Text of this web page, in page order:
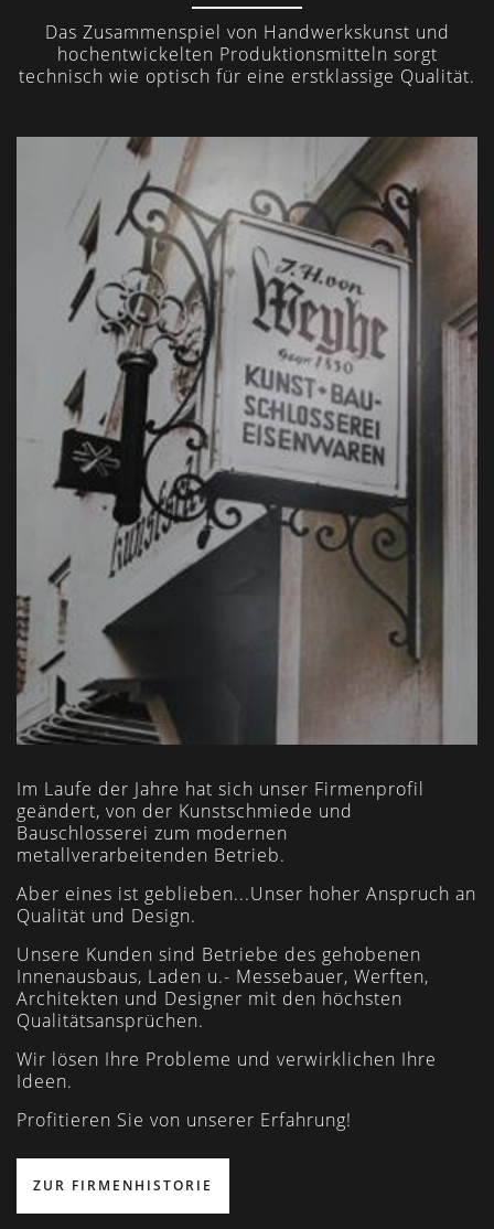
Das Zusammenspiel von Handwerkskunst und
hochentwickelten Produktionsmitteln sorgt
technisch wie optisch für eine erstklassige Qualität.
Im Laufe der Jahre hat sich unser Firmenprofil
geändert, von der Kunstschmiede und
Bauschlosserei zum modernen
metallverarbeitenden Betrieb.
Aber eines ist geblieben...Unser hoher Anspruch an
Qualität und Design.
Unsere Kunden sind Betriebe des gehobenen
Innenausbaus, Laden u.- Messebauer, Werften,
Architekten und Designer mit den höchsten
Qualitätsansprüchen.
Wir lösen Ihre Probleme und verwirklichen Ihre
Ideen.
Profitieren Sie von unserer Erfahrung!
ZUR FIRMENHISTORIE